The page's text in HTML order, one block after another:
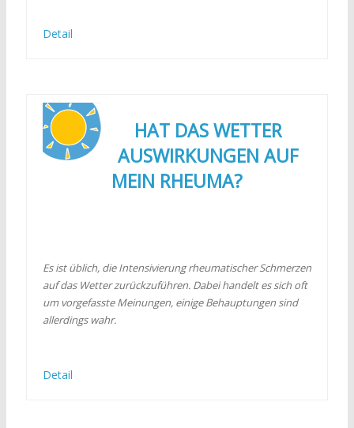
Detail
HAT DAS WETTER
AUSWIRKUNGEN AUF
MEIN RHEUMA?
Es ist üblich, die Intensivierung rheumatischer Schmerzen
auf das Wetter zurückzuführen. Dabei handelt es sich oft
um vorgefasste Meinungen, einige Behauptungen sind
allerdings wahr.
Detail